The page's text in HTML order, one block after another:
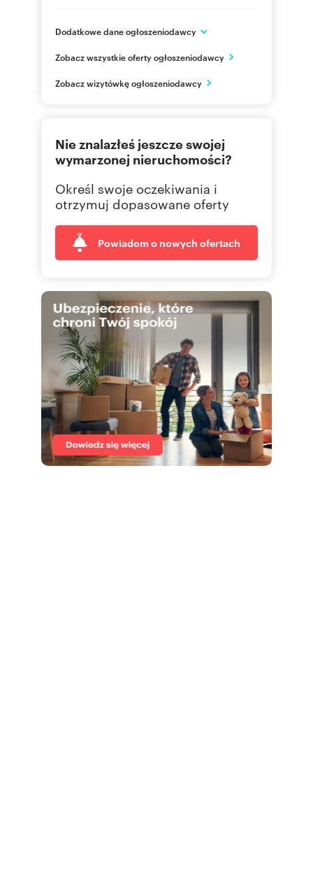
Dodatkowe dane ogłoszeniodawcy
Poznań
PL
Zobacz wszystkie oferty ogłoszeniodawcy
Zobacz wizytówkę ogłoszeniodawcy
Nie znalazłeś jeszcze swojej
wymarzonej nieruchomości?
Określ swoje oczekiwania i
otrzymuj dopasowane oferty
Powiadom o nowych ofertach